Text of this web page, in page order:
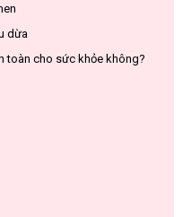
dừa
toàn cho sức khỏe không?